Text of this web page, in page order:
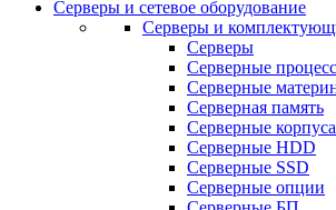
Серверы и сетевое оборудование
Серверы и
Серверы
Серверные
Серверные
Серверная память
Серверные корпуса
Серверные HDD
Серверные SSD
Серверные опции